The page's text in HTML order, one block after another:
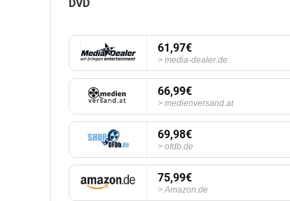
DVD
61,97€
media-dealer.de
66,99€
medienversand.at
69,98€
ofdb.de
75,99€
Amazon.de